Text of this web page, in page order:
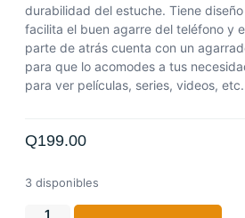
durabilidad del estuche. Tiene
facilita el buen agarre del teléfono y
parte de atrás cuenta con un
para que lo acomodes a tus
para ver películas, series, videos, etc.
Q199.00
3 disponibles